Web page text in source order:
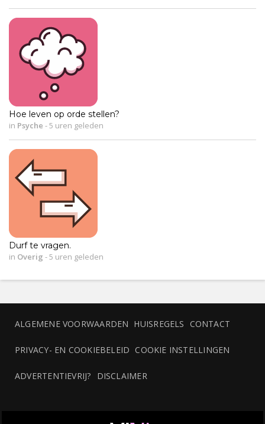
Hoe leven op orde stellen?
in Psyche -5 uren geleden
Durf te vragen.
in Overig -5 uren geleden
ALGEMENE VOORWAARDEN HUISREGELS CONTACT
PRIVACY- EN COOKIEBELEID COOKIE INSTELLINGEN
ADVERTENTIEVRIJ? DISCLAIMER